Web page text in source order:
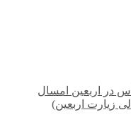
زیارت اربعین)